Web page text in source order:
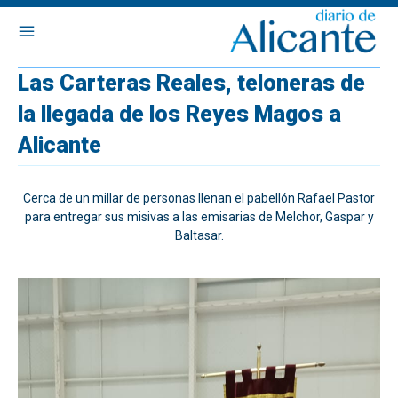
Las Carteras Reales, teloneras de
la llegada de los Reyes Magos a
Alicante
Cerca de un millar de personas llenan el pabellón Rafael Pastor
para entregar sus misivas a las emisarias de Melchor, Gaspar y
Baltasar.